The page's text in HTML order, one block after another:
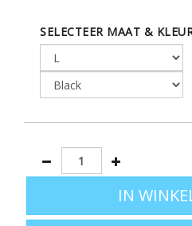
- smalle ribgebreide
en schouderbandjes
zijnaden -
tailleband - strak
S - M - L - XL
SELECTEER MAAT &